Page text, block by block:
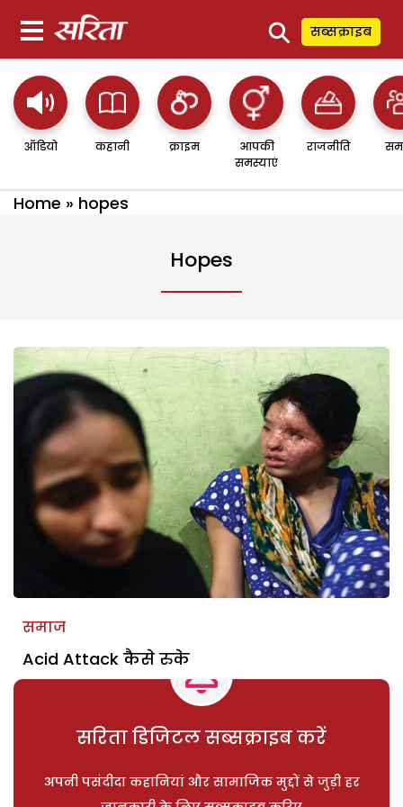
⚲ सब्सक्राइब
ऑडियो कहानी क्राइम
आपकी
समस्याएं
राजनीति
Home » hopes
Hopes
समाज
Acid Attack कैसे रुके
सरिता डिजिटल सब्सक्राइब करें
अपनी पसंदीदा कहानियां और सामाजिक मुद्दों से जुड़ी हर